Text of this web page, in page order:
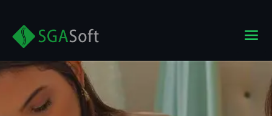
conteúdo